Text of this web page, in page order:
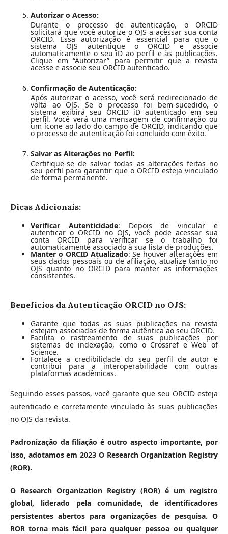
Autorizar o Acesso:
Durante o processo de autenticação, o ORCID
solicitará que você autorize o OJS a acessar sua conta
ORCID. Essa autorização é essencial para que o
sistema OJS autentique o ORCID e associe
automaticamente o seu iD ao perfil e às publicações.
Clique em “Autorizar” para permitir que a revista
acesse e associe seu ORCID autenticado.
Confirmação de Autenticação:
Após autorizar o acesso, você será redirecionado de
volta ao OJS. Se o processo foi bem-sucedido, o
sistema exibirá seu ORCID iD autenticado em seu
perfil. Você verá uma mensagem de confirmação ou
um ícone ao lado do campo de ORCID, indicando que
o processo de autenticação foi concluído com êxito.
Salvar as Alterações no Perfil:
Certifique-se de salvar todas as alterações feitas no
seu perfil para garantir que o ORCID esteja vinculado
de forma permanente.
Dicas Adicionais:
Verificar Autenticidade: Depois de vincular e
autenticar o ORCID no OJS, você pode acessar sua
conta ORCID para verificar se o trabalho foi
automaticamente associado à sua lista de produções.
Manter o ORCID Atualizado: Se houver alterações em
seus dados pessoais ou de afiliação, atualize tanto no
OJS quanto no ORCID para manter as informações
consistentes.
Benefícios da Autenticação ORCID no OJS:
Garante que todas as suas publicações na revista
estejam associadas de forma autêntica ao seu ORCID.
Facilita o rastreamento de suas publicações por
sistemas de indexação, como o Crossref e Web of
Science.
Fortalece a credibilidade do seu perfil de autor e
contribui para a interoperabilidade com outras
plataformas acadêmicas.
Seguindo esses passos, você garante que seu ORCID esteja
autenticado e corretamente vinculado às suas publicações
no OJS da revista.
Padronização da filiação é outro aspecto importante, por
isso, adotamos em 2023 O Research Organization Registry
(ROR).
O Research Organization Registry (ROR) é um registro
global, liderado pela comunidade, de identificadores
persistentes abertos para organizações de pesquisa. O
ROR torna mais fácil para qualquer pessoa ou qualquer